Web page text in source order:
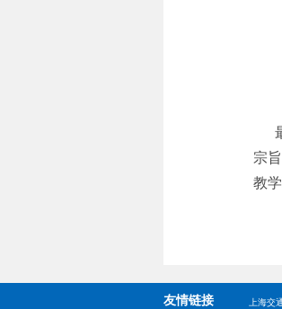
最
宗
教学
友情链接 上海交